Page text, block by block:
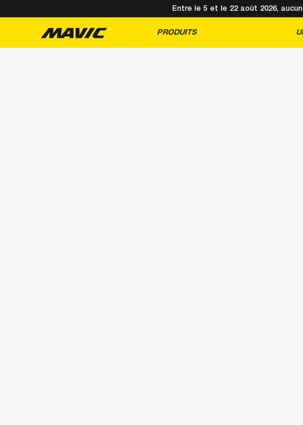
Entre le 5 et le 22 août 2026,
PRODUITS